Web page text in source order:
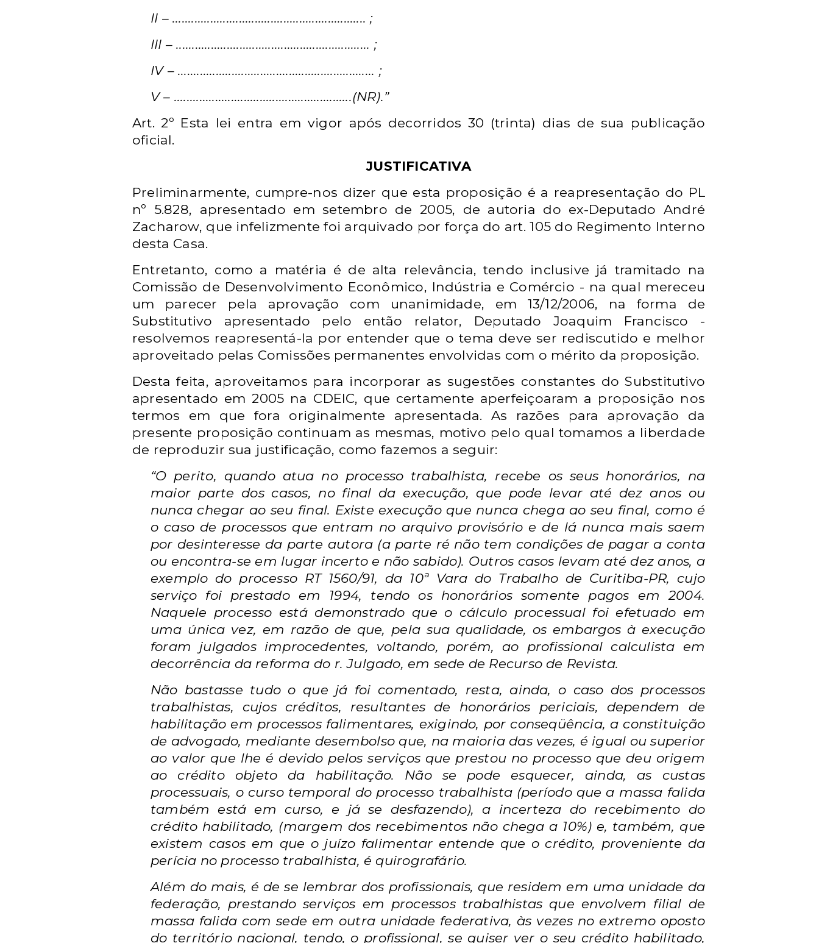
II – ............................................................. ;
III – ............................................................. ;
IV – .............................................................. ;
V – ........................................................(NR).”
Art. 2º Esta lei entra em vigor após decorridos 30 (trinta) dias de sua publicação
oficial.
JUSTIFICATIVA
Preliminarmente, cumpre-nos dizer que esta proposição é a reapresentação do PL
nº 5.828, apresentado em setembro de 2005, de autoria do ex-Deputado André
Zacharow, que infelizmente foi arquivado por força do art. 105 do Regimento Interno
desta Casa.
Entretanto, como a matéria é de alta relevância, tendo inclusive já tramitado na
Comissão de Desenvolvimento Econômico, Indústria e Comércio - na qual mereceu
um parecer pela aprovação com unanimidade, em 13/12/2006, na forma de
Substitutivo apresentado pelo então relator, Deputado Joaquim Francisco -
resolvemos reapresentá-la por entender que o tema deveser rediscutido e melhor
aproveitado pelas Comissões permanentes envolvidas com o mérito da proposição.
Desta feita, aproveitamos para incorporar as sugestões constantes do Substitutivo
apresentado em 2005 na CDEIC, que certamente aperfeiçoaram a proposição nos
termos em que fora originalmente apresentada. As razões para aprovação da
presente proposição continuam as mesmas, motivo pelo qual tomamos a liberdade
de reproduzir sua justificação, como fazemos a seguir:
“O perito, quando atua no processo trabalhista, recebe os seus honorários, na
maior parte dos casos, no final da execução, que pode levar até dez anos ou
nunca chegar ao seu final. Existe execução que nunca chega ao seu final, como é
o caso de processos que entram no arquivo provisório e de lá nunca mais saem
por desinteresse da parte autora (a parte ré não tem condições de pagar a conta
ou encontra-se em lugar incerto e não sabido). Outros casos levam até dez anos, a
exemplo do processo RT 1560/91, da 10ª Vara do Trabalho de Curitiba-PR, cujo
serviço foi prestado em 1994, tendo os honorários somente pagos em 2004.
Naquele processo está demonstrado que o cálculo processual foi efetuado em
uma única vez, em razão de que, pela sua qualidade, os embargos à execução
foram julgados improcedentes, voltando, porém, ao profissional calculista em
decorrência da reforma do r. Julgado, em sede de Recurso de Revista.
Não bastasse tudo o que já foi comentado, resta, ainda, o caso dos processos
trabalhistas, cujos créditos, resultantes de honorários periciais, dependem de
habilitação em processos falimentares, exigindo, por conseqüência, a constituição
de advogado, mediante desembolso que, na maioria das vezes, é igual ou superior
ao valor que lhe é devido pelos serviços que prestou no processo que deu origem
ao crédito objeto da habilitação. Não se pode esquecer, ainda, as custas
processuais, o curso temporal do processo trabalhista (período que a massa falida
também está em curso, e já se desfazendo), a incerteza do recebimento do
crédito habilitado, (margem dos recebimentos não chega a 10%) e, também, que
existem casos em que o juízo falimentar entende que o crédito, proveniente da
perícia no processo trabalhista, é quirografário.
Além do mais, é de se lembrar dos profissionais, que residem em uma unidade da
federação, prestando serviços em processos trabalhistas que envolvem filial de
massa falida com sede em outra unidade federativa, às vezes no extremo oposto
do território nacional, tendo, o profissional, se quiser ver o seu crédito habilitado,